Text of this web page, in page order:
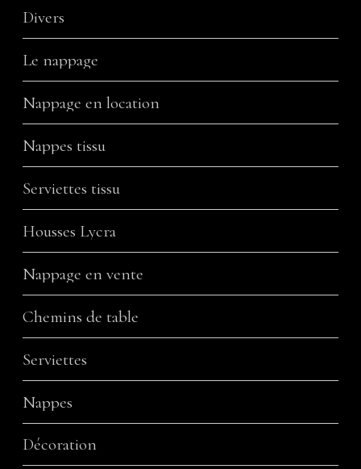
Divers
Le nappage
Nappage en location
Nappes tissu
Serviettes tissu
Housses Lycra
Nappage en vente
Chemins de table
Serviettes
Nappes
Décoration